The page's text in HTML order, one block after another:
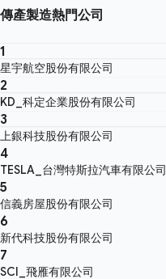
傳產製造熱門公司
1
星宇航空股份有限公司
2
KD_科定企業股份有限公司
3
上銀科技股份有限公司
4
TESLA_台灣特斯拉汽車有限公司
5
信義房屋股份有限公司
6
新代科技股份有限公司
7
SCI_飛雁有限公司